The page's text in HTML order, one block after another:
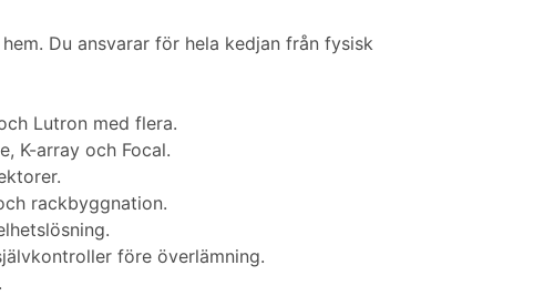
Du ansvarar för hela kedjan från fysisk
Lutron med flera.
K-array och Focal.
rackbyggnation.
före överlämning.